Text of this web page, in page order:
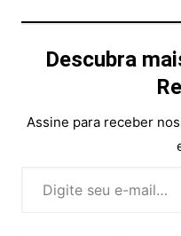
Descubra
Assine para receber